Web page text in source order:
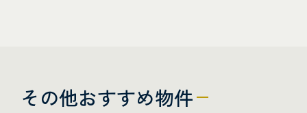
その他おすすめ物件